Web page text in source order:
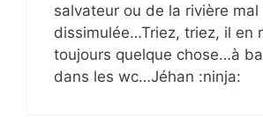
salvateur ou de la rivière mal
dissimulée…Triez, triez, il en
toujours quelque chose…à
dans les wc…Jéhan :ninja: